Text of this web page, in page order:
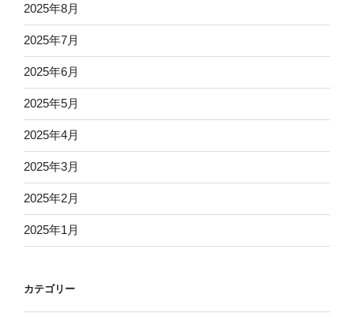
2025年8月
2025年7月
2025年6月
2025年5月
2025年4月
2025年3月
2025年2月
2025年1月
カテゴリー